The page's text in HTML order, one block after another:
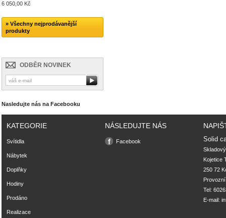
6 050,00 Kč
» Všechny nejprodávanější
produkty
ODBĚR NOVINEK
Nasledujte nás na Facebooku
KATEGORIE
Svítidla
Nábytek
Doplňky
Hodiny
Prodáno
Realizace
NÁSLEDUJTE NÁS
Facebook Solid
Kojetice
250 72
Tel:
E-mail: